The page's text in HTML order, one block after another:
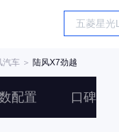
汽车 ＞ 陆风X7劲越
配置 口碑